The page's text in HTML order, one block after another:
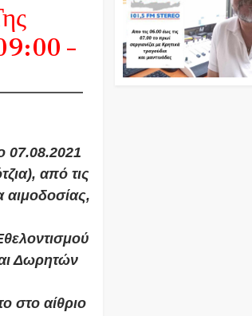
–
07.08.2021
από τις
αιμοδοσίας,
Δωρητών
στο αίθριο